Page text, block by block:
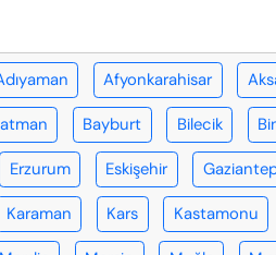
Afyonkarahisar
Bayburt Bilecik
Erzurum Eskişehir
Karaman Kars Kastamonu